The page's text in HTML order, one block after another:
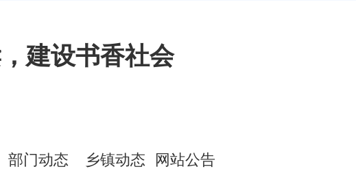
近平总书记有关重要讲话精神
部门动态 乡镇动态 网站公告